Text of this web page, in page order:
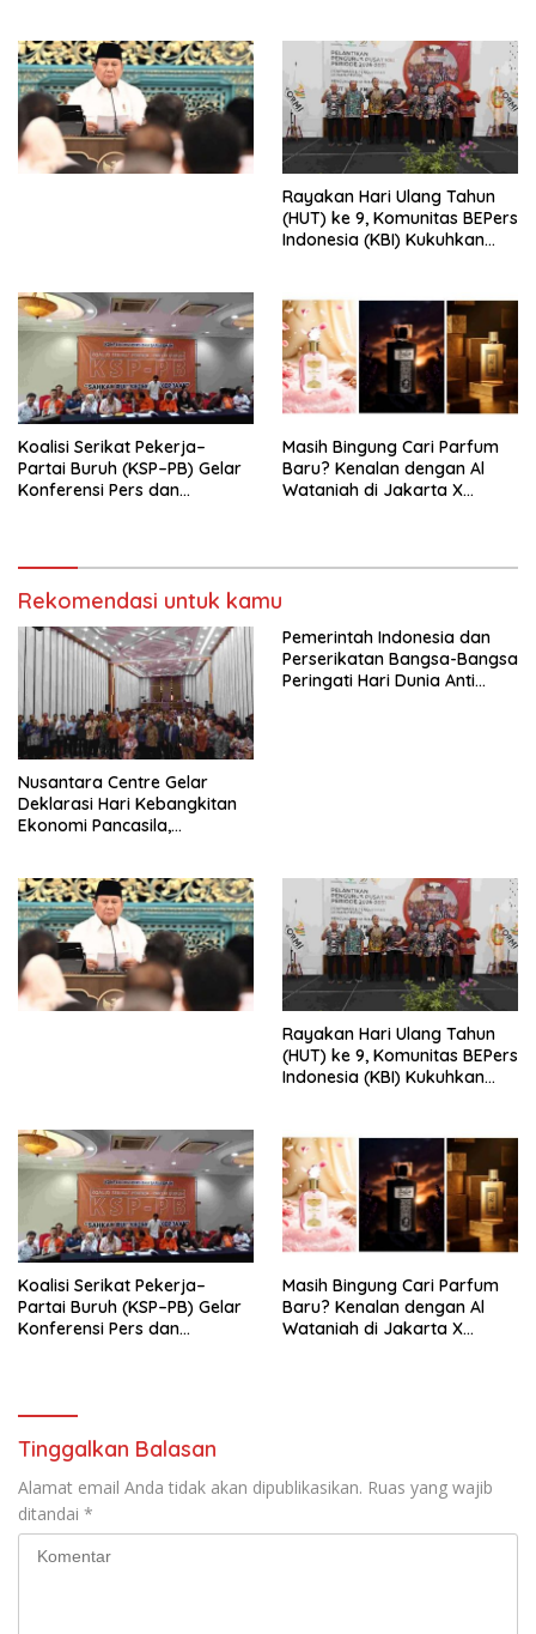
Penjajahan (Pergolakan
Ekonomi Politik Indonesia) &
Simposium Nasional “Urgensi
Undang-Undang
Perekonomian Nasional dan
Kesejahteraan Sosial dalam
Rayakan Hari Ulang Tahun
(HUT) ke 9, Komunitas BEPers
Indonesia (KBI) Kukuhkan
Tema: “Penguatan dan
Pengembangan Organisasi
KBI yang Berbasis Riset di
seluruh Indonesia dan
Mancanegara”.
Koalisi Serikat Pekerja–
Partai Buruh (KSP–PB) Gelar
Konferensi Pers dan
Masih Bingung Cari Parfum
Baru? Kenalan dengan Al
Wataniah di Jakarta X
Rekomendasi untuk kamu
Nusantara Centre Gelar
Deklarasi Hari Kebangkitan
Ekonomi Pancasila,
Penjajahan (Pergolakan
Ekonomi Politik Indonesia) &
Simposium Nasional “Urgensi
Undang-Undang
Perekonomian Nasional dan
Kesejahteraan Sosial dalam
Pemerintah Indonesia dan
Perserikatan Bangsa-Bangsa
Peringati Hari Dunia Anti
Rayakan Hari Ulang Tahun
(HUT) ke 9, Komunitas BEPers
Indonesia (KBI) Kukuhkan
Tema: “Penguatan dan
Pengembangan Organisasi
KBI yang Berbasis Riset di
seluruh Indonesia dan
Mancanegara”.
Koalisi Serikat Pekerja–
Partai Buruh (KSP–PB) Gelar
Konferensi Pers dan
RUU Ketenagakerjaan Baru.
Masih Bingung Cari Parfum
Baru? Kenalan dengan Al
Wataniah di Jakarta X
Tinggalkan Balasan
Alamat email Anda tidak akan dipublikasikan. Ruas yang wajib
ditandai *